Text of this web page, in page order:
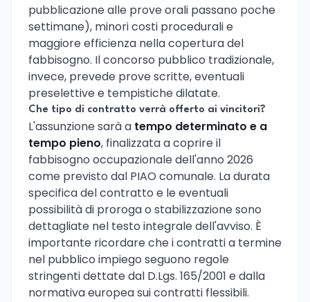
pubblicazione alle prove orali passano poche
settimane), minori costi procedurali e
maggiore efficienza nella copertura del
fabbisogno. Il concorso pubblico tradizionale,
invece, prevede prove scritte, eventuali
preselettive e tempistiche dilatate.
Che tipo di contratto verrà offerto ai vincitori?
L'assunzione sarà a tempo determinato e a
tempo pieno, finalizzata a coprire il
fabbisogno occupazionale dell'anno 2026
come previsto dal PIAO comunale. La durata
specifica del contratto e le eventuali
possibilità di proroga o stabilizzazione sono
dettagliate nel testo integrale dell'avviso. È
importante ricordare che i contratti a termine
nel pubblico impiego seguono regole
stringenti dettate dal D.Lgs. 165/2001 e dalla
normativa europea sui contratti flessibili.